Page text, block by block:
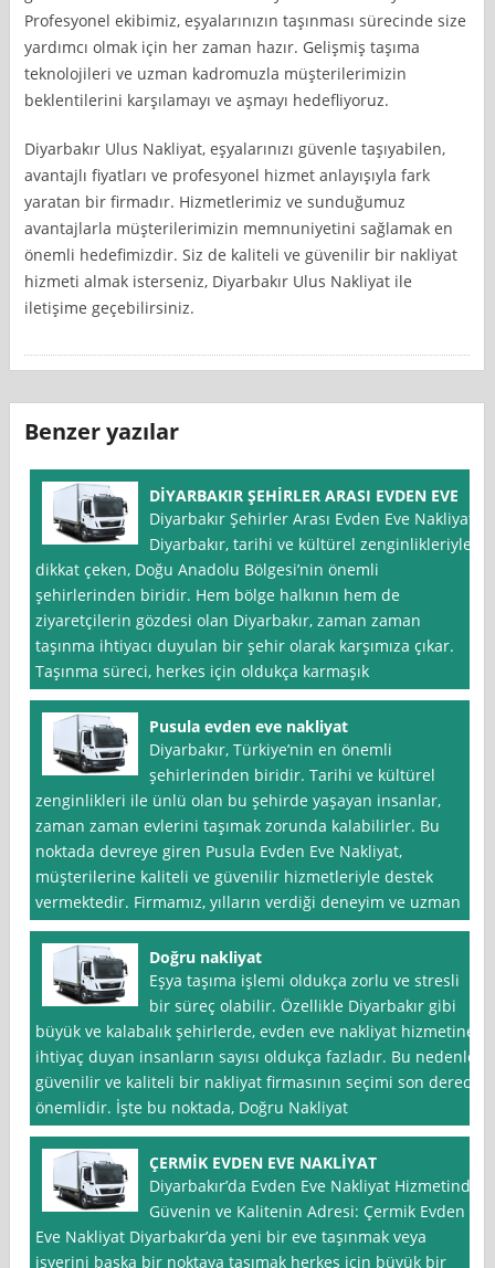
Profesyonel ekibimiz, eşyalarınızın taşınması sürecinde size
yardımcı olmak için her zaman hazır. Gelişmiş taşıma
teknolojileri ve uzman kadromuzla müşterilerimizin
beklentilerini karşılamayı ve aşmayı hedefliyoruz.
Diyarbakır Ulus Nakliyat, eşyalarınızı güvenle taşıyabilen,
avantajlı fiyatları ve profesyonel hizmet anlayışıyla fark
yaratan bir firmadır. Hizmetlerimiz ve sunduğumuz
avantajlarla müşterilerimizin memnuniyetini sağlamak en
önemli hedefimizdir. Siz de kaliteli ve güvenilir bir nakliyat
hizmeti almak isterseniz, Diyarbakır Ulus Nakliyat ile
iletişime geçebilirsiniz.
Benzer yazılar
DİYARBAKIR ŞEHİRLER ARASI EVDEN EVE
Diyarbakır Şehirler Arası Evden Eve Nakliyat
Diyarbakır, tarihi ve kültürel zenginlikleriyle
dikkat çeken, Doğu Anadolu Bölgesi’nin önemli
şehirlerinden biridir. Hem bölge halkının hem de
ziyaretçilerin gözdesi olan Diyarbakır, zaman zaman
taşınma ihtiyacı duyulan bir şehir olarak karşımıza çıkar.
Taşınma süreci, herkes için oldukça karmaşık
Pusula evden eve nakliyat
Diyarbakır, Türkiye’nin en önemli
şehirlerinden biridir. Tarihi ve kültürel
zenginlikleri ile ünlü olan bu şehirde yaşayan insanlar,
zaman zaman evlerini taşımak zorunda kalabilirler. Bu
noktada devreye giren Pusula Evden Eve Nakliyat,
müşterilerine kaliteli ve güvenilir hizmetleriyle destek
vermektedir. Firmamız, yılların verdiği deneyim ve uzman
Doğru nakliyat
Eşya taşıma işlemi oldukça zorlu ve stresli
bir süreç olabilir. Özellikle Diyarbakır gibi
büyük ve kalabalık şehirlerde, evden eve nakliyat hizmetine
ihtiyaç duyan insanların sayısı oldukça fazladır. Bu nedenle,
güvenilir ve kaliteli bir nakliyat firmasının seçimi son derece
önemlidir. İşte bu noktada, Doğru Nakliyat
ÇERMİK EVDEN EVE NAKLİYAT
Diyarbakır’da Evden Eve Nakliyat Hizmetinde
Güvenin ve Kalitenin Adresi: Çermik Evden
Eve Nakliyat Diyarbakır’da yeni bir eve taşınmak veya
işyerini başka bir noktaya taşımak herkes için büyük bir